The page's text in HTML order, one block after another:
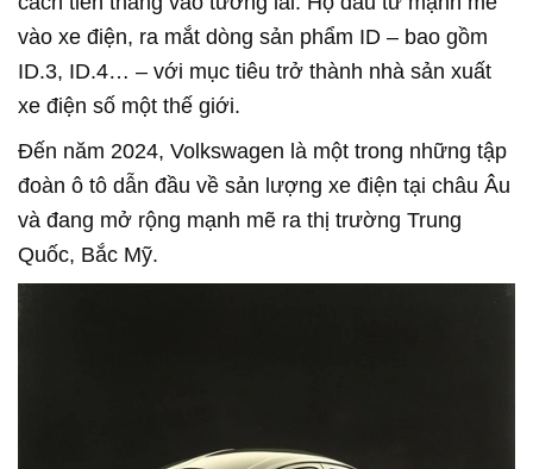
vào xe điện, ra mắt dòng sản phẩm ID – bao gồm
ID.3, ID.4… – với mục tiêu trở thành nhà sản xuất
xe điện số một thế giới.
Đến năm 2024, Volkswagen là một trong những tập
đoàn ô tô dẫn đầu về sản lượng xe điện tại châu Âu
và đang mở rộng mạnh mẽ ra thị trường Trung
Quốc, Bắc Mỹ.